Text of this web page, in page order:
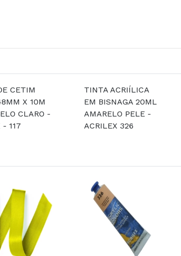
CETIM
X 10M
CLARO -
- 117
TINTA ACRIÍLICA
EM BISNAGA 20ML
AMARELO PELE -
ACRILEX 326